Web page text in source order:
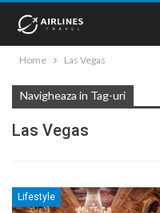
Home Las Vegas
Navigheaza in Tag-uri
Las Vegas
Lifestyle